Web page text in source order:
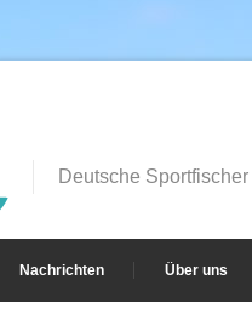
Deutsche
Nachrichten Über uns